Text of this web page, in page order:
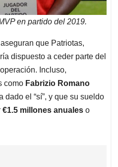
en partido del 2019.
que Patriotas,
dispuesto a ceder parte del
Incluso,
como Fabrizio Romano
dado el “sí”, y que su sueldo
€1.5 millones anuales o